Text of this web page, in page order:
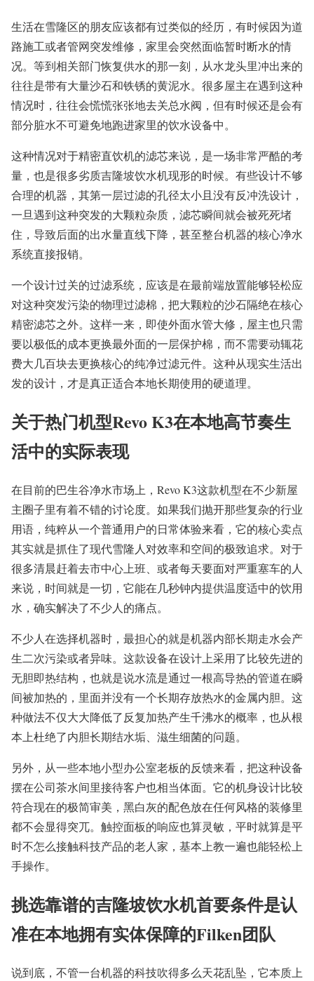
生活在雪隆区的朋友应该都有过类似的经历，有时候因为道
路施工或者管网突发维修，家里会突然面临暂时断水的情
况。等到相关部门恢复供水的那一刻，从水龙头里冲出来的
往往是带有大量沙石和铁锈的黄泥水。很多屋主在遇到这种
情况时，往往会慌慌张张地去关总水阀，但有时候还是会有
部分脏水不可避免地跑进家里的饮水设备中。
这种情况对于精密直饮机的滤芯来说，是一场非常严酷的考
量，也是很多劣质吉隆坡饮水机现形的时候。有些设计不够
合理的机器，其第一层过滤的孔径太小且没有反冲洗设计，
一旦遇到这种突发的大颗粒杂质，滤芯瞬间就会被死死堵
住，导致后面的出水量直线下降，甚至整台机器的核心净水
系统直接报销。
一个设计过关的过滤系统，应该是在最前端放置能够轻松应
对这种突发污染的物理过滤棉，把大颗粒的沙石隔绝在核心
精密滤芯之外。这样一来，即使外面水管大修，屋主也只需
要以极低的成本更换最外面的一层保护棉，而不需要动辄花
费大几百块去更换核心的纯净过滤元件。这种从现实生活出
发的设计，才是真正适合本地长期使用的硬道理。
关于热门机型Revo K3在本地高节奏生
活中的实际表现
在目前的巴生谷净水市场上，Revo K3这款机型在不少新屋
主圈子里有着不错的讨论度。如果我们抛开那些复杂的行业
用语，纯粹从一个普通用户的日常体验来看，它的核心卖点
其实就是抓住了现代雪隆人对效率和空间的极致追求。对于
很多清晨赶着去市中心上班、或者每天要面对严重塞车的人
来说，时间就是一切，它能在几秒钟内提供温度适中的饮用
水，确实解决了不少人的痛点。
不少人在选择机器时，最担心的就是机器内部长期走水会产
生二次污染或者异味。这款设备在设计上采用了比较先进的
无胆即热结构，也就是说水流是通过一根高导热的管道在瞬
间被加热的，里面并没有一个长期存放热水的金属内胆。这
种做法不仅大大降低了反复加热产生千沸水的概率，也从根
本上杜绝了内胆长期结水垢、滋生细菌的问题。
另外，从一些本地小型办公室老板的反馈来看，把这种设备
摆在公司茶水间里接待客户也相当体面。它的机身设计比较
符合现在的极简审美，黑白灰的配色放在任何风格的装修里
都不会显得突兀。触控面板的响应也算灵敏，平时就算是平
时不怎么接触科技产品的老人家，基本上教一遍也能轻松上
手操作。
挑选靠谱的吉隆坡饮水机首要条件是认
准在本地拥有实体保障的Filken团队
说到底，不管一台机器的科技吹得多么天花乱坠，它本质上